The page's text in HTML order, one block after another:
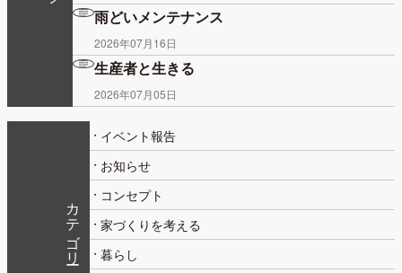
雨どいメンテナンス
2026年07月16日
生産者と生きる
2026年07月05日
カテゴリー
イベント報告
お知らせ
コンセプト
家づくりを考える
暮らし